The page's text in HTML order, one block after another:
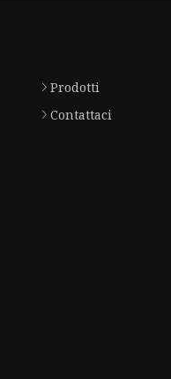
Prodotti
Contattaci